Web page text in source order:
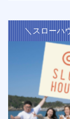
＼スローハ